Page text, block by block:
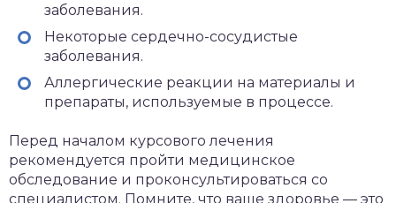
заболевания.
Некоторые сердечно-сосудистые
заболевания.
Аллергические реакции на материалы и
препараты, используемые в процессе.
Перед началом курсового лечения
рекомендуется пройти медицинское
обследование и проконсультироваться со
специалистом. Помните, что ваше здоровье — это